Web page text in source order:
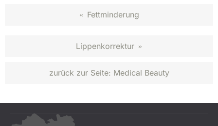
« Fettminderung
Lippenkorrektur »
zurück zur Seite: Medical Beauty